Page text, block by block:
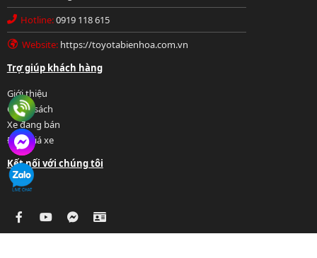
Hotline: 0919 118 615
Chat FB Messenger
Chat Zalo
Hotline:0919 118 615
Website: https://toyotabienhoa.com.vn
Trợ giúp khách hàng
Giới thiệu
Chính sách
Xe đang bán
Định giá xe
Kết nối với chúng tôi